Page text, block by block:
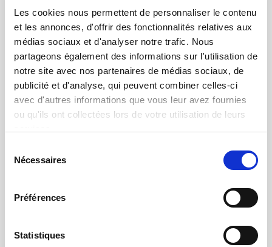
Les cookies nous permettent de personnaliser le contenu
et les annonces, d'offrir des fonctionnalités relatives aux
médias sociaux et d'analyser notre trafic. Nous
partageons également des informations sur l'utilisation de
notre site avec nos partenaires de médias sociaux, de
publicité et d'analyse, qui peuvent combiner celles-ci
avec d'autres informations que vous leur avez fournies
ou qu'ils ont collectées lors de votre utilisation de leurs
Nécessaires
Préférences
Statistiques
Contrôle d'aspect